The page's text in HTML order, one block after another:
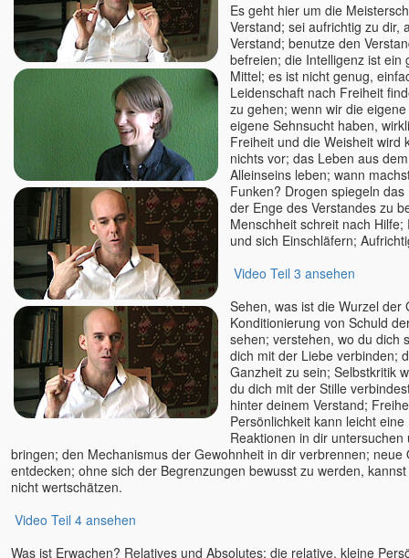
Richard Sylvester
Rick Linchitz †
Robert Adams
Roland und Ludmilla /
Erleuchtungs-Kongresse
Romen Banerjee
Roland Engert
Ronny
Ruth Parama
Ryofu Pussel
Saajid
Sabina Witzel
Sabine Kroiß
Samarpan-Meditation
Samuel Hassan Hanna
Sascha A. Jaksic
Sathya Jens Marionette
Satyaa u. Pari
Shankar, Dr.
Shiva
& Guruma
Es geht hier um die
Verstand; sei aufrichtig zu dir,
Verstand; benutze den
befreien; die Intelligenz ist ein
Mittel; es ist nicht genug,
Leidenschaft nach Freiheit
zu gehen; wenn wir die
eigene Sehnsucht haben,
Freiheit und die Weisheit wird
nichts vor; das Leben aus
Alleinseins leben; wann
Funken? Drogen spiegeln
der Enge des Verstandes zu
Menschheit schreit nach Hilfe;
und sich Einschläfern;
Video Teil 3 ansehen
Sehen, was ist die Wurzel der
Konditionierung von Schuld
sehen; verstehen, wo du dich
dich mit der Liebe verbinden;
Ganzheit zu sein; Selbstkritik
du dich mit der Stille
hinter deinem Verstand;
Persönlichkeit kann leicht
Reaktionen in dir
bringen; den Mechanismus der Gewohnheit in dir verbrennen; neue
entdecken; ohne sich der Begrenzungen bewusst zu werden,
nicht wertschätzen.
Video Teil 4 ansehen
Was ist Erwachen? Relatives und Absolutes; die relative, kleine